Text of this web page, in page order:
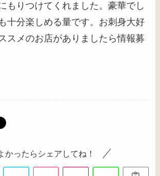
もりつけてくれました。豪華でし
十分楽しめる量です。お刺身大好
スメのお店がありましたら情報募
かったらシェアしてね！